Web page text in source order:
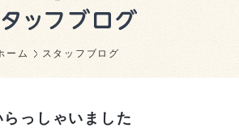
ーム スタッフブログ
っしゃいました